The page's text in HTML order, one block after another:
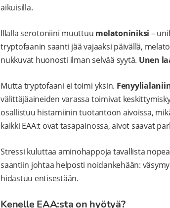
aikuisilla.
Illalla serotoniini muuttuu melatoniniksi –
tryptofaanin saanti jää vajaaksi päivällä,
nukkuvat huonosti ilman selvää syytä. Unen
Mutta tryptofaani ei toimi yksin.
välittäjäaineiden varassa toimivat
osallistuu histamiinin tuotantoon aivoissa,
kaikki EAA:t ovat tasapainossa, aivot saavat
Stressi kuluttaa aminohappoja tavallista
saantiin johtaa helposti noidankehään:
hidastuu entisestään.
Kenelle EAA:sta on hyötyä?